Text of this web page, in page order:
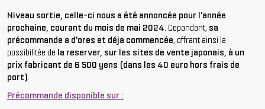
Niveau sortie, celle-ci nous a été annoncée pour l'année
prochaine, courant du mois de mai 2024. Cepandant, sa
précommande a d'ores et déja commencée, offrant ainsi la
possibilitée de la reserver, sur les sites de vente japonais, à un
prix fabricant de 6 500 yens (dans les 40 euro hors frais de
port).
Précommande disponible sur :